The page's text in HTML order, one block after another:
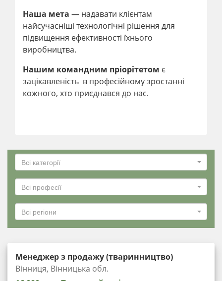
Наша мета — надавати клієнтам
найсучасніші технологічні рішення для
підвищення ефективності їхнього
виробництва.
Нашим командним пріорітетом є
зацікавленість в професійному зростанні
кожного, хто приєднався до нас.
Всі категорії
Всі професії
Всі регіони
Менеджер з продажу (тваринництво)
Вінниця, Вінницька обл.